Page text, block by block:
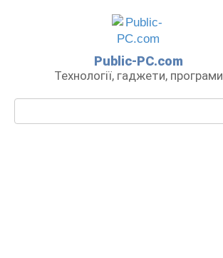
Public-PC.com
Технології, гаджети, програми